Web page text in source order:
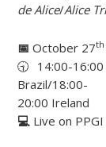
de Alice/Alice
📅October 27th
🕤 14:00-16:00
Brazil/18:00-
20:00 Ireland
💻 Live on PPGI